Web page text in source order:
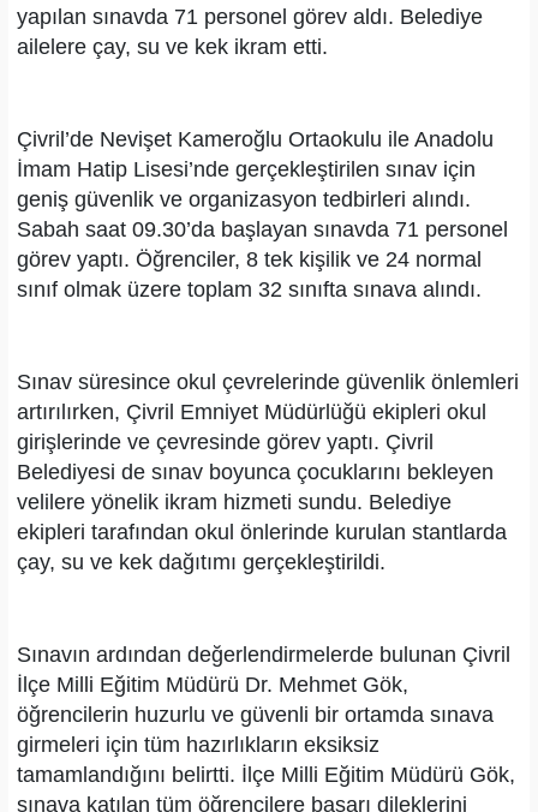
yapılan sınavda 71 personel görev aldı. Belediye
ailelere çay, su ve kek ikram etti.
Çivril’de Nevişet Kameroğlu Ortaokulu ile Anadolu
İmam Hatip Lisesi’nde gerçekleştirilen sınav için
geniş güvenlik ve organizasyon tedbirleri alındı.
Sabah saat 09.30’da başlayan sınavda 71 personel
görev yaptı. Öğrenciler, 8 tek kişilik ve 24 normal
sınıf olmak üzere toplam 32 sınıfta sınava alındı.
Sınav süresince okul çevrelerinde güvenlik önlemleri
artırılırken, Çivril Emniyet Müdürlüğü ekipleri okul
girişlerinde ve çevresinde görev yaptı. Çivril
Belediyesi de sınav boyunca çocuklarını bekleyen
velilere yönelik ikram hizmeti sundu. Belediye
ekipleri tarafından okul önlerinde kurulan stantlarda
çay, su ve kek dağıtımı gerçekleştirildi.
Sınavın ardından değerlendirmelerde bulunan Çivril
İlçe Milli Eğitim Müdürü Dr. Mehmet Gök,
öğrencilerin huzurlu ve güvenli bir ortamda sınava
girmeleri için tüm hazırlıkların eksiksiz
tamamlandığını belirtti. İlçe Milli Eğitim Müdürü Gök,
sınava katılan tüm öğrencilere başarı dileklerini